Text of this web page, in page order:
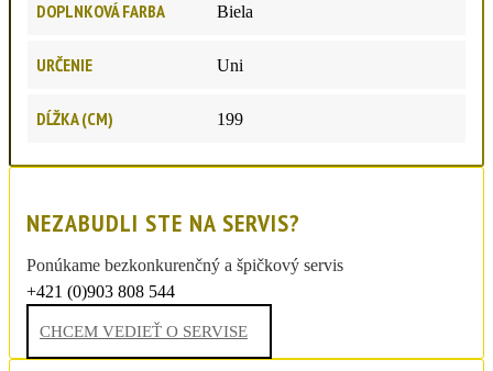
DOPLNKOVÁ FARBA Biela
URČENIE Uni
DĹŽKA (CM) 199
NEZABUDLI STE NA SERVIS?
Ponúkame bezkonkurenčný a špičkový servis
+421 (0)903 808 544
sportdrexler@post.sk
CHCEM VEDIEŤ O SERVISE